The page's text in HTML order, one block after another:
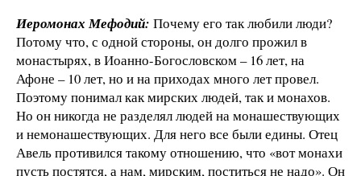
Иеромонах Мефодий: Почему его так любили люди?
Потому что, с одной стороны, он долго прожил в
монастырях, в Иоанно-Богословском – 16 лет, на
Афоне – 10 лет, но и на приходах много лет провел.
Поэтому понимал как мирских людей, так и монахов.
Но он никогда не разделял людей на монашествующих
и немонашествующих. Для него все были едины. Отец
Авель противился такому отношению, что «вот монахи
пусть постятся, а нам, мирским, поститься не надо». Он